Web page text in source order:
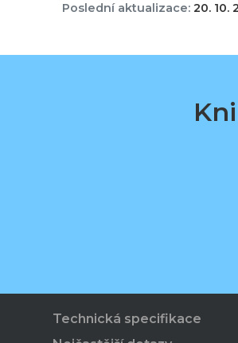
Poslední aktualizace:20. 10.
Technická specifikace